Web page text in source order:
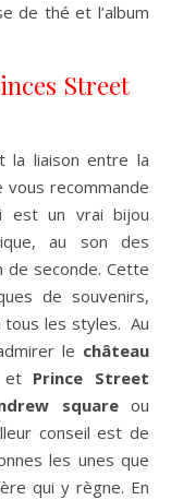
de thé et l’album
Street
la liaison entre la
vous recommande
un vrai bijou
au son des
de seconde. Cette
de souvenirs,
tous les styles. Au
le château
et Prince Street
squareou
conseil est de
les unes que
qui y règne. En